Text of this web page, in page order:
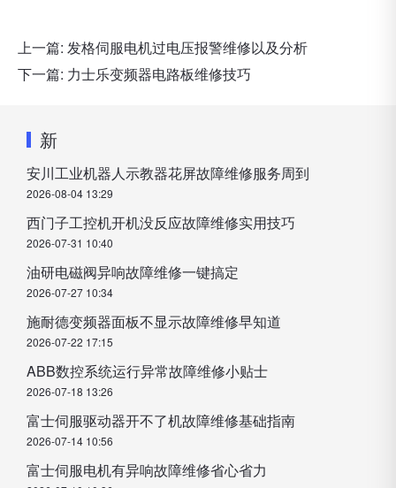
上一篇: 发格伺服电机过电压报警维修以及分析
下一篇: 力士乐变频器电路板维修技巧
新
安川工业机器人示教器花屏故障维修服务周到
2026-08-04 13:29
西门子工控机开机没反应故障维修实用技巧
2026-07-31 10:40
油研电磁阀异响故障维修一键搞定
2026-07-27 10:34
施耐德变频器面板不显示故障维修早知道
2026-07-22 17:15
ABB数控系统运行异常故障维修小贴士
2026-07-18 13:26
富士伺服驱动器开不了机故障维修基础指南
2026-07-14 10:56
富士伺服电机有异响故障维修省心省力